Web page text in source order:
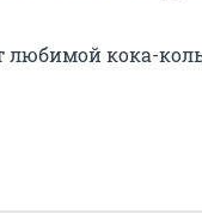
любимой кока-